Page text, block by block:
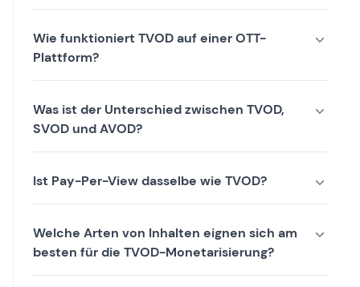
Wie funktioniert TVOD auf einer OTT-
Plattform?
Was ist der Unterschied zwischen TVOD,
SVOD und AVOD?
Ist Pay-Per-View dasselbe wie TVOD?
Welche Arten von Inhalten eignen sich am
besten für die TVOD-Monetarisierung?